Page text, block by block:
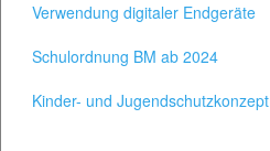
Verwendung digitaler Endgeräte
Schulordnung BM ab 2024
Kinder- und Jugendschutzkonzept